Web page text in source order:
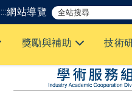
:::網站導覽
獎勵與補助 技術